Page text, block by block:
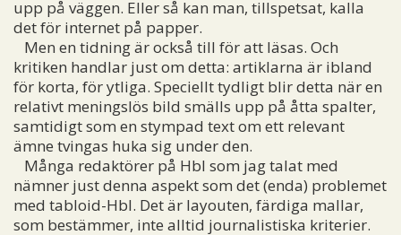
upp på väggen. Eller så kan man, tillspetsat, kalla
det för internet på papper.
Men en tidning är också till för att läsas. Och
kritiken handlar just om detta: artiklarna är ibland
för korta, för ytliga. Speciellt tydligt blir detta när en
relativt meningslös bild smälls upp på åtta spalter,
samtidigt som en stympad text om ett relevant
ämne tvingas huka sig under den.
Många redaktörer på Hbl som jag talat med
nämner just denna aspekt som det (enda) problemet
med tabloid-Hbl. Det är layouten, färdiga mallar,
som bestämmer, inte alltid journalistiska kriterier.